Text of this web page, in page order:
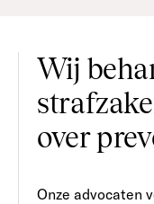
Wij
over
Onze advocaten